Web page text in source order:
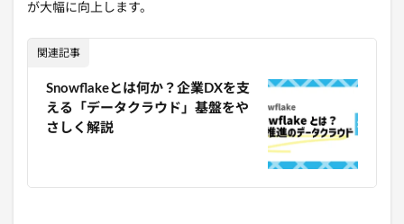
が大幅に向上します。
関連記事
Snowflakeとは何か？企業DXを支
える「データクラウド」基盤をや
さしく解説